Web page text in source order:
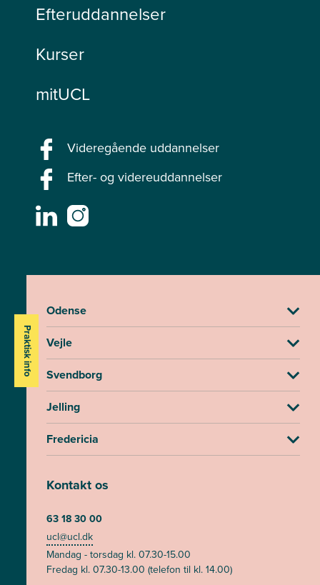
Efteruddannelser
Kurser
mitUCL
Videregående uddannelser
Efter- og videreuddannelser
Praktisk info
Odense
Vejle
Svendborg
Jelling
Fredericia
Kontakt os
63 18 30 00
ucl@ucl.dk
Mandag - torsdag kl. 07.30-15.00
Fredag kl. 07.30-13.00 (telefon til kl. 14.00)